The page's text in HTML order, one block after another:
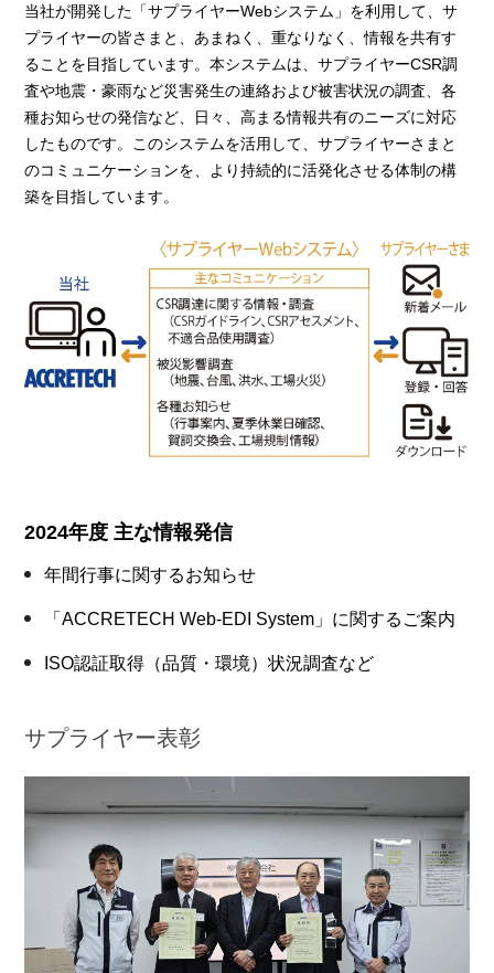
当社が開発した「サプライヤーWebシステム」を利用して、サ
プライヤーの皆さまと、あまねく、重なりなく、情報を共有す
ることを目指しています。本システムは、サプライヤーCSR調
査や地震・豪雨など災害発生の連絡および被害状況の調査、各
種お知らせの発信など、日々、高まる情報共有のニーズに対応
したものです。このシステムを活用して、サプライヤーさまと
のコミュニケーションを、より持続的に活発化させる体制の構
築を目指しています。
2024年度 主な情報発信
年間行事に関するお知らせ
「ACCRETECH Web-EDI System」に関するご案内
ISO認証取得（品質・環境）状況調査など
サプライヤー表彰